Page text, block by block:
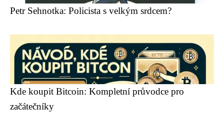
Petr Sehnotka: Policista s velkým srdcem?
Kde koupit Bitcoin: Kompletní průvodce pro
začátečníky